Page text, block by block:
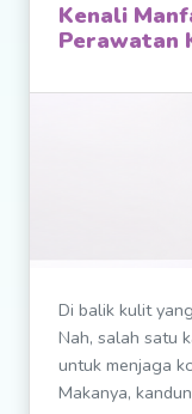
Kenali
Perawatan
Di balik kulit
Nah, salah satu
untuk menjaga
Makanya,